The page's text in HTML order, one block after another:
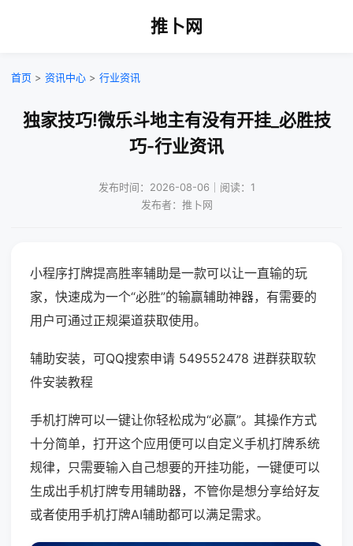
推卜网
首页 > 资讯中心 > 行业资讯
独家技巧!微乐斗地主有没有开挂_必胜技
巧-行业资讯
发布时间：2026-08-06｜阅读：1
发布者：推卜网
小程序打牌提高胜率辅助是一款可以让一直输的玩
家，快速成为一个“必胜”的输赢辅助神器，有需要的
用户可通过正规渠道获取使用。
辅助安装，可QQ搜索申请 549552478 进群获取软
件安装教程
手机打牌可以一键让你轻松成为“必赢”。其操作方式
十分简单，打开这个应用便可以自定义手机打牌系统
规律，只需要输入自己想要的开挂功能，一键便可以
生成出手机打牌专用辅助器，不管你是想分享给好友
或者使用手机打牌AI辅助都可以满足需求。